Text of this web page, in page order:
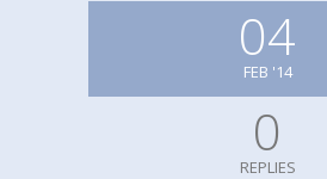
04
FEB '14
0
REPLIES